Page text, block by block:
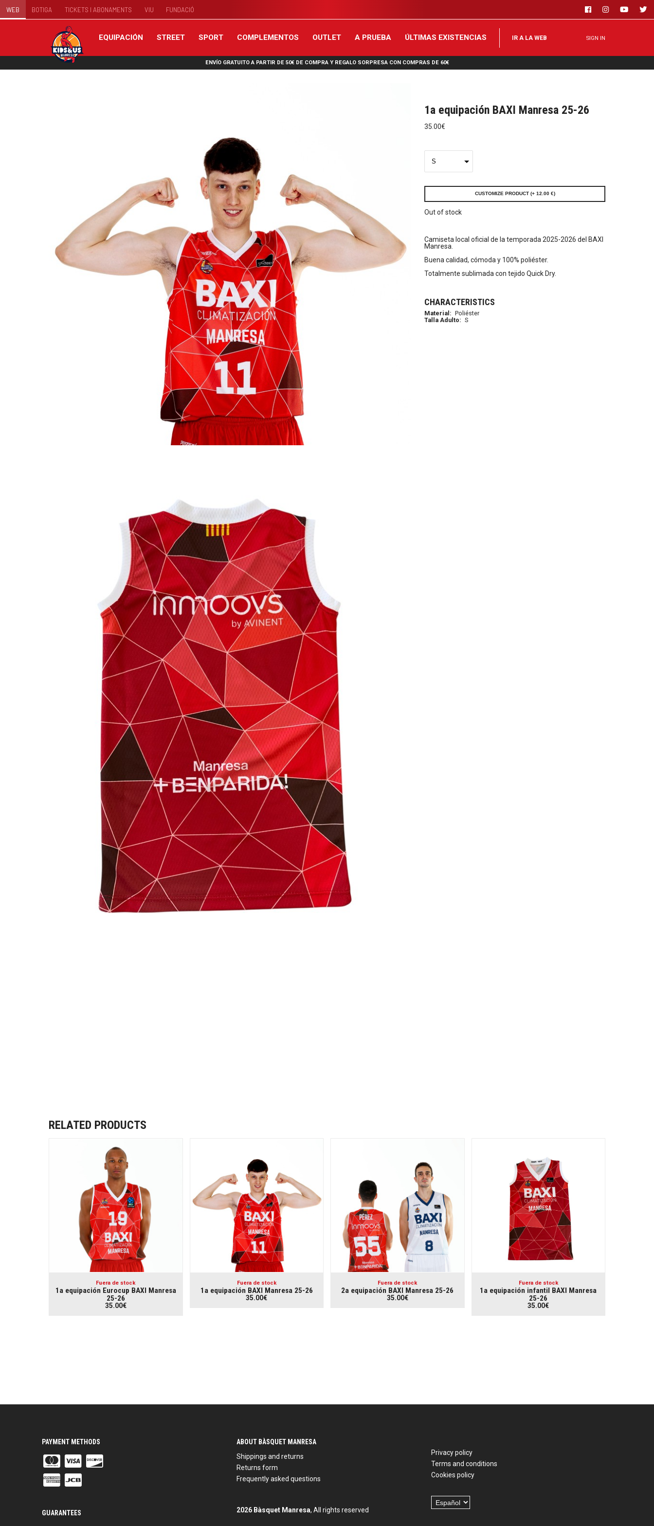
WEB BOTIGA TICKETS I ABONAMENTS VIU FUNDACIÓ
EQUIPACIÓN STREET SPORT COMPLEMENTOS OUTLET A PRUEBA ÚLTIMAS EXISTENCIAS IR A LA WEB SIGN IN
ENVÍO GRATUITO A PARTIR DE 50€ DE COMPRA Y REGALO SORPRESA CON COMPRAS DE 60€
1a equipación BAXI Manresa 25-26
35.00€
CUSTOMIZE PRODUCT (+ 12.00 €)
Out of stock
Camiseta local oficial de la temporada 2025-2026 del BAXI
Manresa.
Buena calidad, cómoda y 100% poliéster.
Totalmente sublimada con tejido Quick Dry.
CHARACTERISTICS
Material: Poliéster
Talla Adulto: S
RELATED PRODUCTS
Fuera de stock
1a equipación Eurocup BAXI Manresa
25-26
35.00€
Fuera de stock
1a equipación BAXI Manresa 25-26
35.00€
Fuera de stock
2a equipación BAXI Manresa 25-26
35.00€
Fuera de stock
1a equipación infantil BAXI Manresa
25-26
35.00€
PAYMENT METHODS
GUARANTEES
ABOUT BÀSQUET MANRESA
Shippings and returns
Returns form
Frequently asked questions
2026 Bàsquet Manresa, All rights reserved
Privacy policy
Terms and conditions
Cookies policy